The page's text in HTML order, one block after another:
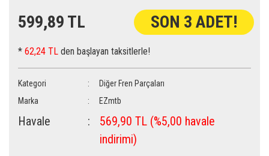
599,89 TL SON 3 ADET!
* 62,24 TL den başlayan taksitlerle!
Kategori
Diğer Fren Parçaları
Marka
EZmtb
Havale
569,90 TL (%5,00 havale
indirimi)